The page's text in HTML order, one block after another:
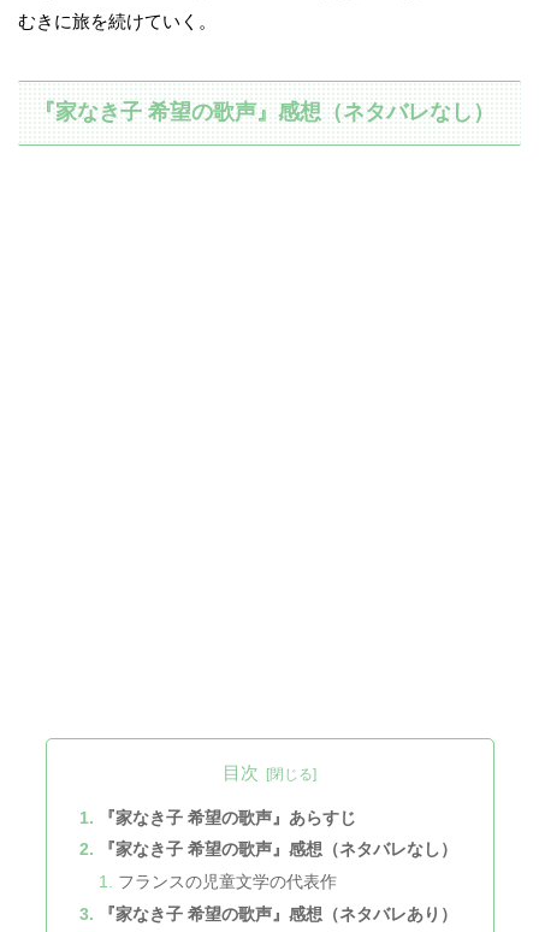
むきに旅を続けていく。
『家なき子 希望の歌声』感想（ネタバレなし）
目次
『家なき子 希望の歌声』あらすじ
『家なき子 希望の歌声』感想（ネタバレなし）
フランスの児童文学の代表作
『家なき子 希望の歌声』感想（ネタバレあり）